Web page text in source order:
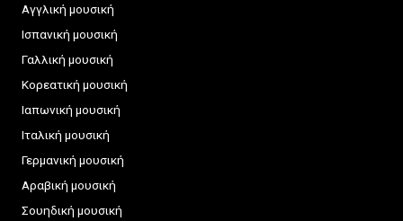
Αγγλική μουσική
Ισπανική μουσική
Γαλλική μουσική
Κορεατική μουσική
Ιαπωνική μουσική
Ιταλική μουσική
Γερμανική μουσική
Αραβική μουσική
Σουηδική μουσική